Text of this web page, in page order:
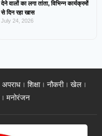
देने वालों का लगा तांता, विभिन्न कार्यक्रमों
से दिन रहा खास
July 24, 2026
अपराध शिक्षा नौकरी
खेल
मनोरंजन